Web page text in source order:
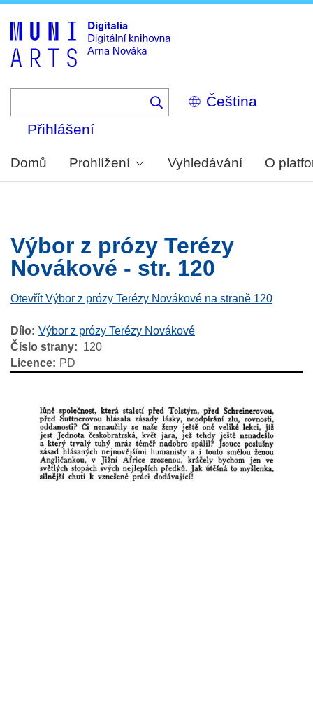
Select
your
Přihlášení
Domů Prohlížení Vyhledávání O
Výbor z prózy Terézy
Novákové - str. 120
Otevřít Výbor z prózy Terézy Novákové na straně 120
Dílo Výbor z prózy Terézy Novákové
Číslo strany
120
Licence
PD